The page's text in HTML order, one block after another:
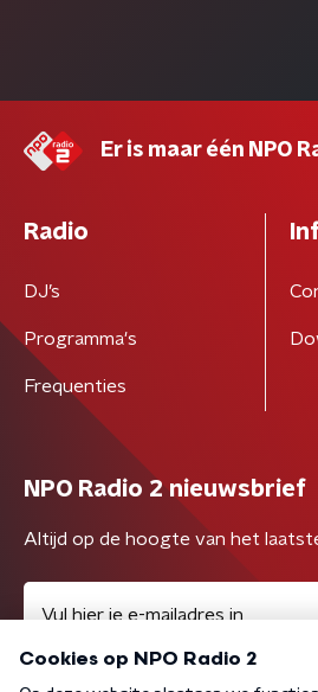
Er is maar één NPO
Radio
DJ’s
Programma's
Frequenties
NPO Radio 2 nieuwsbrief
Altijd op de hoogte van het